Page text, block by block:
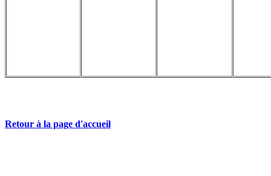
Retour à la page d'accueil